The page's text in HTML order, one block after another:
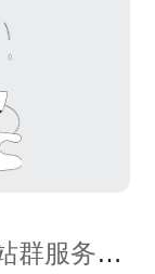
群服务器